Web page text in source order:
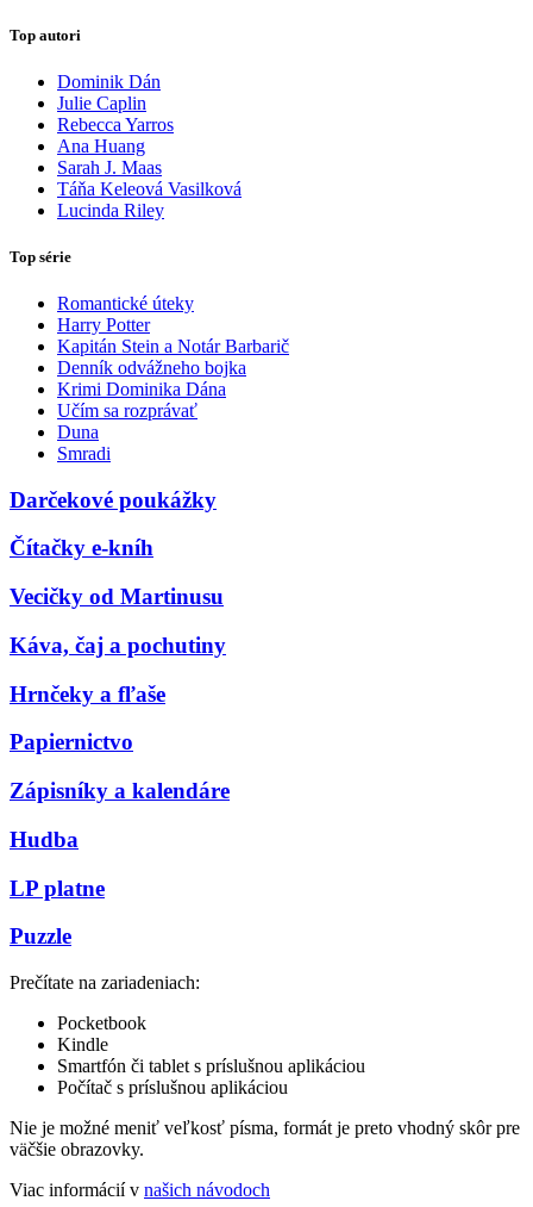
Top autori
Dominik Dán
Julie Caplin
Rebecca Yarros
Ana Huang
Sarah J. Maas
Táňa Keleová Vasilková
Lucinda Riley
Top série
Romantické úteky
Harry Potter
Kapitán Stein a Notár Barbarič
Denník odvážneho bojka
Krimi Dominika Dána
Učím sa rozprávať
Duna
Smradi
Darčekové poukážky
Čítačky e-kníh
Vecičky od Martinusu
Káva, čaj a pochutiny
Hrnčeky a fľaše
Papiernictvo
Zápisníky a kalendáre
Hudba
LP platne
Puzzle
Prečítate na zariadeniach:
Pocketbook
Kindle
Smartfón či tablet s príslušnou aplikáciou
Počítač s príslušnou aplikáciou
Nie je možné meniť veľkosť písma, formát je preto vhodný skôr pre
väčšie obrazovky.
Viac informácií v našich návodoch